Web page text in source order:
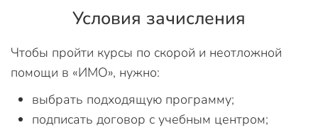
Условия зачисления
Чтобы пройти курсы по скорой и неотложной
помощи в «ИМО», нужно:
выбрать подходящую программу;
подписать договор с учебным центром;